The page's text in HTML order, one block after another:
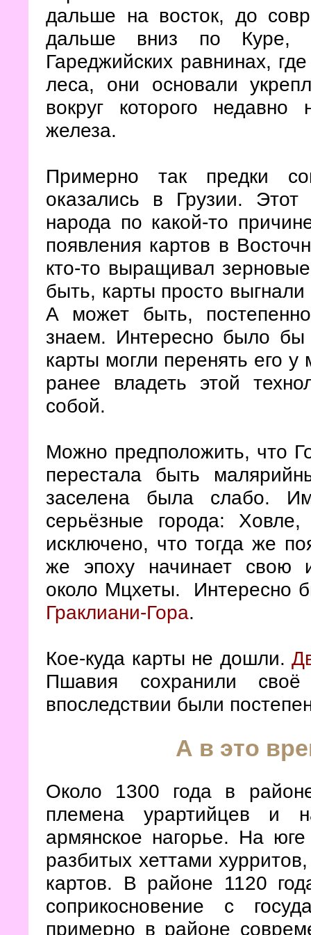
дальше на восток, до
дальше вниз по Куре,
Гареджийских равнинах,
леса, они основали
вокруг которого
железа.
Примерно так предки
оказались в Грузии.
народа по какой-то
появления картов в
кто-то выращивал
быть, карты просто
А может быть,
знаем. Интересно было бы
карты могли перенять его
ранее владеть этой
собой.
Можно предположить, что
перестала быть
заселена была слабо.
серьёзные города:
исключено, что тогда же
же эпоху начинает свою
около Мцхеты. Интересно
Граклиани-Гора.
Кое-куда карты не дошли.
Пшавия сохранили своё
впоследствии были
А в это
Около 1300 года в
племена урартийцев и
армянское нагорье. На
разбитых хеттами
картов. В районе 1120
соприкосновение с
примерно в районе